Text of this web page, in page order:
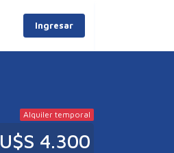
Ingresar
Alquiler temporal
U$S 4.300